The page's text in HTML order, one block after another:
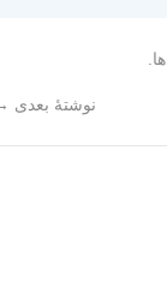
نوشتهٔ بعدی